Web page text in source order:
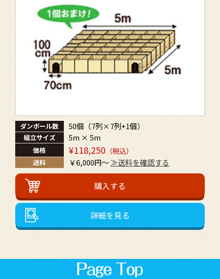
受けた者が法令の定める事務を遂行することに対
して協力する必要がある場合であって，本人の同
意を得ることにより当該事務の遂行に支障を及ぼ
すおそれがあるとき
予め次の事項を告知あるいは公表をしている場合
利用目的に第三者への提供を含むこと
第三者に提供されるデータの項目
第三者への提供の手段または方法
本人の求めに応じて個人情報の第三者への提供を停止
は該当しないものとします。
当社が利用目的の達成に必要な範囲内において個
人情報の取扱いの全部または一部を委託する場合
合併その他の事由による事業の承継に伴って個人
情報が提供される場合
個人情報を特定の者との間で共同して利用する場
合であって，その旨並びに共同して利用される個
人情報の項目，共同して利用する者の範囲，利用
する者の利用目的および当該個人情報の管理につ
いて責任を有する者の氏名または名称について，
あらかじめ本人に通知し，または本人が容易に知
り得る状態に置いているとき
は，本人に対し，遅滞なくこれを開示します。ただ
し，開示することにより次のいずれかに該当する場合
ダンボール数 50個（7列×7列+1個）
組立サイズ 5m × 5m
価格 ¥118,250 （税込）
送料 ￥6,000円～≫送料を確認する
詳細を見る